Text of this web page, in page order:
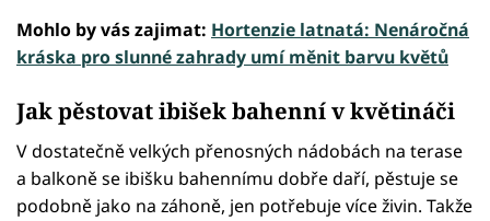
Mohlo by vás zajimat: Hortenzie latnatá: Nenáročná
kráska pro slunné zahrady umí měnit barvu květů
Jak pěstovat ibišek bahenní v květináči
V dostatečně velkých přenosných nádobách na terase
a balkoně se ibišku bahennímu dobře daří, pěstuje se
podobně jako na záhoně, jen potřebuje více živin. Takže